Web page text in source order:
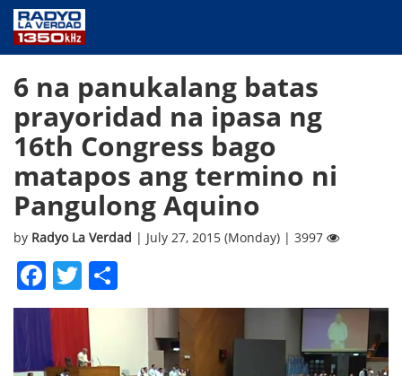
PUBLIC SERVICE
ANNOUNCEMENTS
PROGRAMS
ABOUT
CONTACT US
6 na panukalang batas
prayoridad na ipasa ng
16th Congress bago
matapos ang termino ni
Pangulong Aquino
by Radyo La Verdad | July 27, 2015 (Monday) | 3997
Facebook
Twitter